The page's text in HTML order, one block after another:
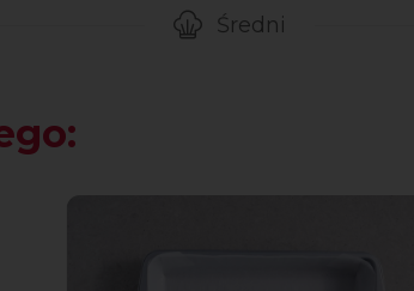
Średni